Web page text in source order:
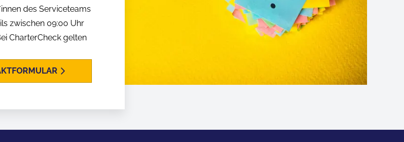
des Serviceteams
zwischen 09:00 Uhr
CharterCheck gelten